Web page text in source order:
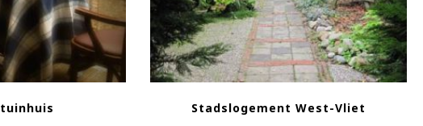
Stadslogement West-Vliet